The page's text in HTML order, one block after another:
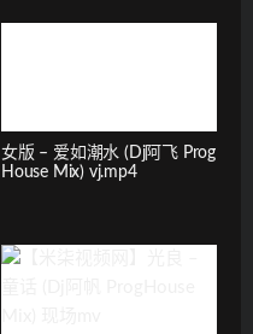
女版 – 爱如潮水 (Dj阿飞 Prog
House Mix) vj.mp4